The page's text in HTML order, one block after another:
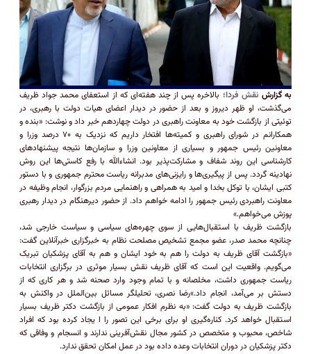
به گزارش نقش فردا؛ بالاخره پس از چند هفته‌ای که از استعفای محمد جواد ظریف
می‌گذشت، او ظهر دیروز و بعد از حضور در دیدار اعضای هیات دولت با رهبری، در
توئیتی از بازگشت خود به معاونت راهبری در دولت چهاردهم خبر داد و نوشت: «بنده و
همکارانم در شورای راهبری و کمیته‌ها افتخار داریم که نزدیک به ۷۰ درصد وزرا و
معاونین رئیس جمهور و بسیاری از معاونین وزرا و سازمان‌ها نتیجه پیشنهاد‌های
کارشناسی این روند شفاف و مشارکت‌پذیر بود. انشاءالله با رفع کاستی‌ها این روش
نهادینه گردد. ‏پس از پیگیری‌ها و رایزنی‌های مدبرانه ریاست محترم جمهوری و با دستور
کتبی ایشان، با توکل بخدا و امید به همراهی و راهنمایی مردم بزرگوار، انجام وظیفه در
معاونت راهبردی رئیس جمهور را ادامه خواهم داد. ‏از حضور دیرهنگام در دیدار رهبری
پوزش می‌خواهم.»
بازگشت ظریف با استقبال‌هایی از سوی چهره‌های سیاسی و سیاست خارجی شد،
چنانچه محمد صدر، عضو مجمع تشخیص مصلحت نظام به خبرگزاری خبرآنلاین گفت:
«بازگشت آقای ظریف به دولت را هم به خود ایشان و هم به آقای پزشکیان تبریک
می‌گویم. واقعیت این است که آقای ظریف نقش بسیار موثری در برگزاری انتخابات
ریاست جمهوری داشت، مخلصانه و با تمام وجود وارد صحنه شد و هر کاری که از
دستش بر می‌آمد، انجام داد.»رضا نصری، تحلیلگر مسائل بین‌الملل در واکنش به
بازگشت ظریف به دولت گفت: «به نظرم افکار عمومی از بازگشت دکتر ظریف بسیار
استقبال خواهد کرد. کناره‌گیری او برای برخی این تصور را ا یجاد کرده بود که افراد
شاخص، محبوب و متخصص در کشور مجال نقش‌آفرینی ندارند و انسجام و وفاقی که
دکتر پزشکیان در دوران انتخابات وعده داده بود در عمل امکان تحقق ندارد.